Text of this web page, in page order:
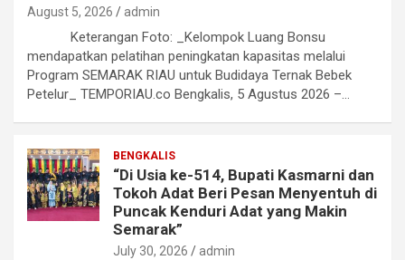
August 5, 2026 admin
Keterangan Foto: _Kelompok Luang Bonsu
mendapatkan pelatihan peningkatan kapasitas melalui
Program SEMARAK RIAU untuk Budidaya Ternak Bebek
Petelur_ TEMPORIAU.co Bengkalis, 5 Agustus 2026 –…
BENGKALIS
“Di Usia ke-514, Bupati Kasmarni dan
Tokoh Adat Beri Pesan Menyentuh di
Puncak Kenduri Adat yang Makin
Semarak”
July 30, 2026 admin